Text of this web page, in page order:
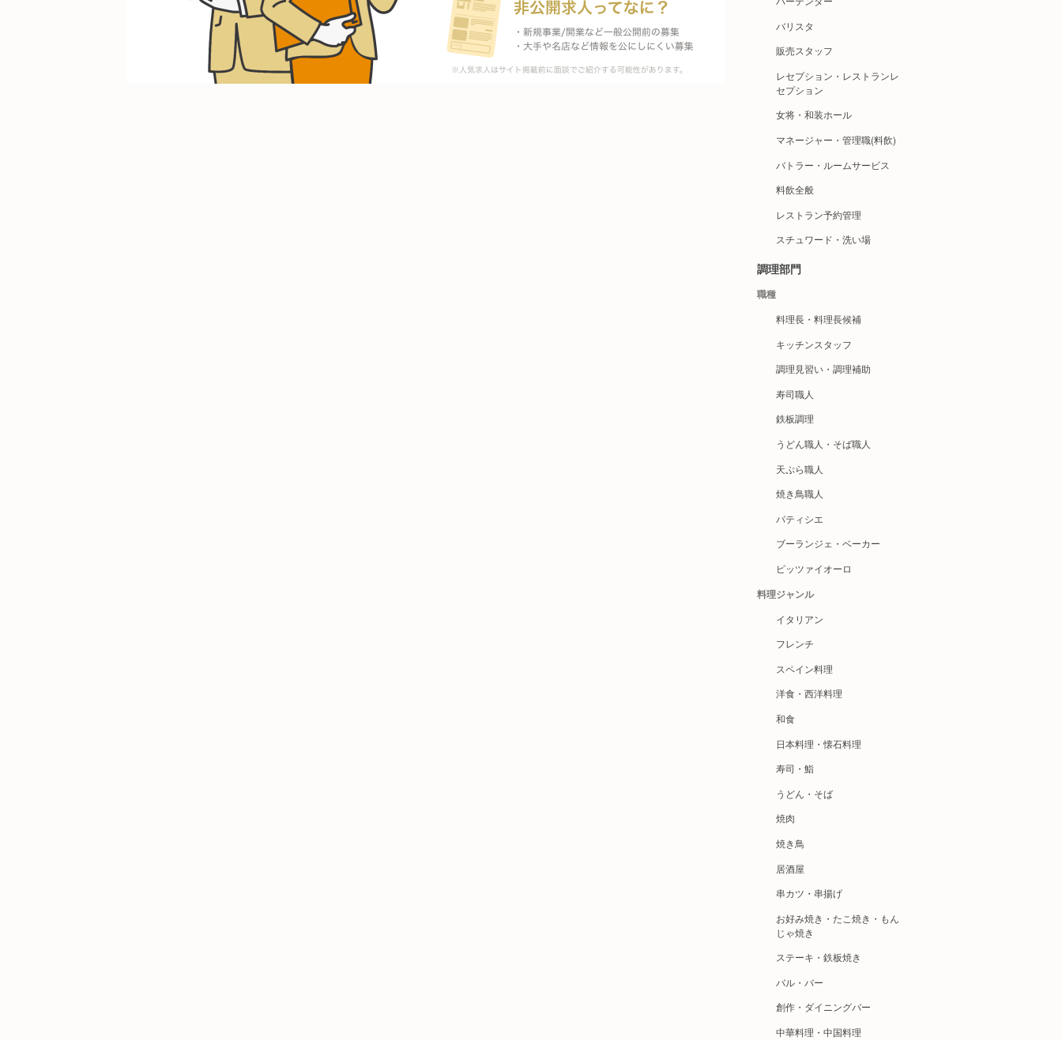
バリスタ
販売スタッフ
レセプション・レストランレ
セプション
女将・和装ホール
マネージャー・管理職(料飲)
バトラー・ルームサービス
料飲全般
レストラン予約管理
スチュワード・洗い場
調理部門
職種
料理長・料理長候補
キッチンスタッフ
調理見習い・調理補助
寿司職人
鉄板調理
うどん職人・そば職人
天ぷら職人
焼き鳥職人
パティシエ
ブーランジェ・ベーカー
ピッツァイオーロ
料理ジャンル
イタリアン
フレンチ
スペイン料理
洋食・西洋料理
和食
日本料理・懐石料理
寿司・鮨
うどん・そば
焼肉
焼き鳥
居酒屋
串カツ・串揚げ
お好み焼き・たこ焼き・もん
じゃ焼き
ステーキ・鉄板焼き
バル・バー
創作・ダイニングバー
中華料理・中国料理